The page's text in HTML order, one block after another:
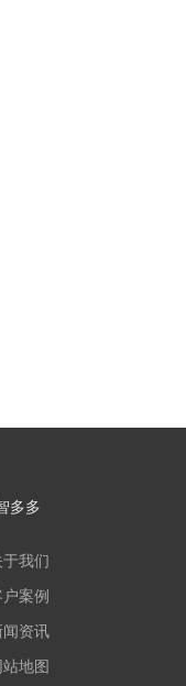
多多
于我们
案例
闻资讯
站地图